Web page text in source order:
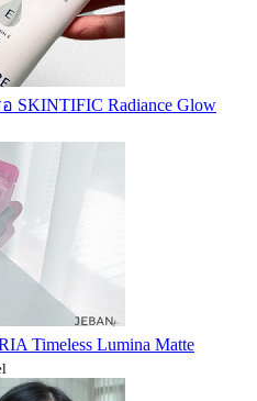
Radiance Glow
Timeless Lumina Matte